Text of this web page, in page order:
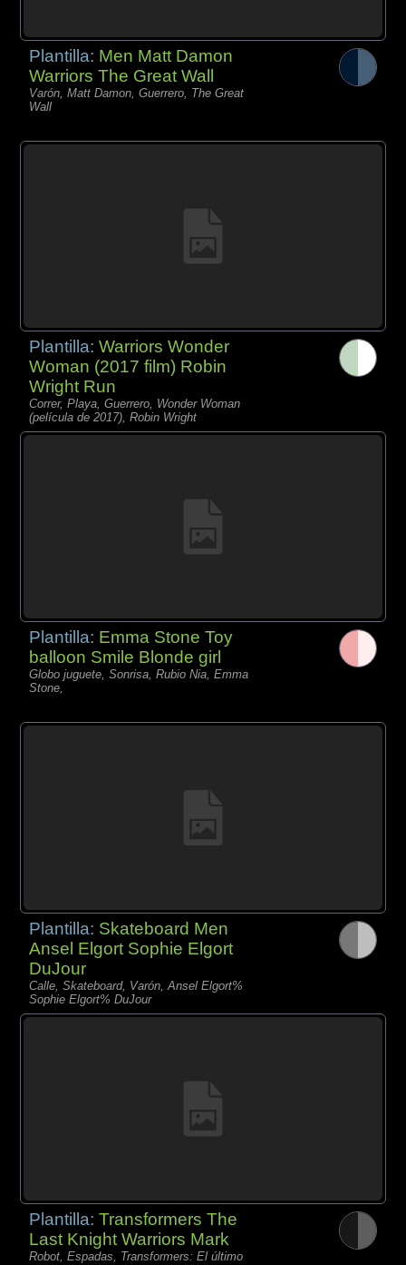
Plantilla: Men Matt Damon
Warriors The Great Wall
Varón, Matt Damon, Guerrero, The Great
Wall
Plantilla:Warriors Wonder
Woman (2017 film) Robin
Wright Run
Correr, Playa, Guerrero, Wonder Woman
(película de 2017), Robin Wright
Plantilla: Emma Stone Toy
balloon Smile Blonde girl
Globo juguete, Sonrisa, Rubio Nia, Emma
Stone,
Plantilla: Skateboard Men
Ansel Elgort Sophie Elgort
DuJour
Calle, Skateboard, Varón, Ansel Elgort%
Sophie Elgort% DuJour
Plantilla:Transformers The
Last Knight Warriors Mark
Robot, Espadas, Transformers: El último